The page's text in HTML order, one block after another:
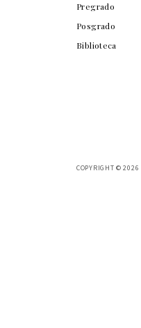
Pregrado
Posgrado
Biblioteca
COPYRIGHT ©2026